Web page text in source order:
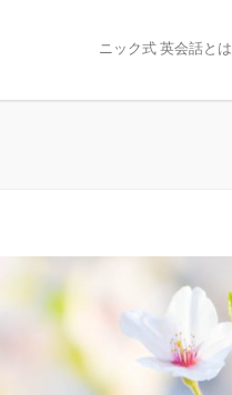
ニック式 英会話とは